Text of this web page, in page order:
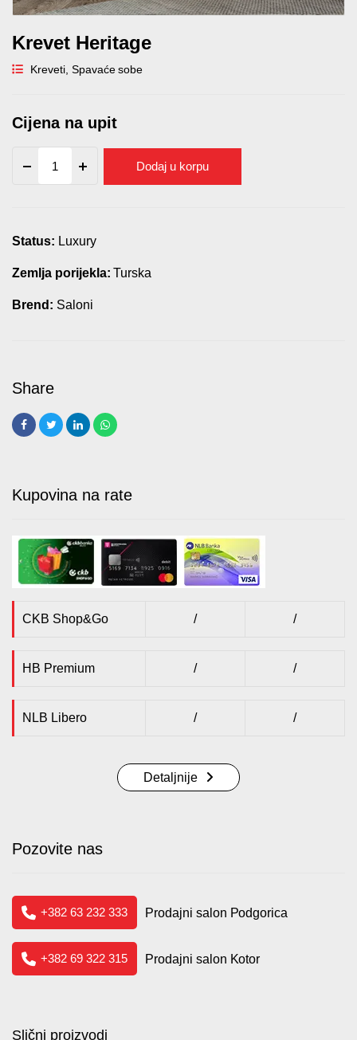
Krevet Heritage
Kreveti, Spavaće sobe
Cijena na upit
Heritage
quantity
Dodaj u korpu
Status: Luxury
Zemlja porijekla: Turska
Brend: Saloni
Kupovina na rate
CKB Shop&Go / /
HB Premium / /
NLB Libero / /
Detaljnije
Pozovite nas
+382 63 232 333 Prodajni salon Podgorica
+382 69 322 315 Prodajni salon Kotor
Slični proizvodi